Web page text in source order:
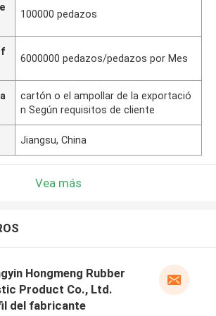
100000 pedazos
f
6000000 pedazos/pedazos por Mes
cartón o el ampollar de la exportació
n Según requisitos de cliente
Jiangsu, China
Vea más
Hongmeng Rubber
Product Co., Ltd.
del fabricante